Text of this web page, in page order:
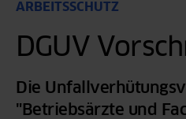
Arbeitsmedizin nach
DGUV
ARBEITSSCHUTZ
Die
"Betriebsärzte und